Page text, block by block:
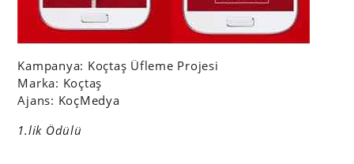
Kampanya: Koçtaş Üfleme Projesi
Marka: Koçtaş
Ajans: KoçMedya
1.lik Ödülü